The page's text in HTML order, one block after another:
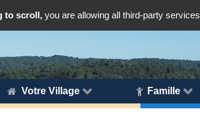
Votre Village Famille
to scroll, you are allowing all third-party services